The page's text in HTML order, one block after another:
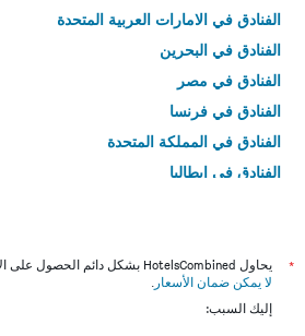
الفنادق في الامارات العربية المتحدة
الفنادق في البحرين
الفنادق في مصر
الفنادق في فرنسا
الفنادق في المملكة المتحدة
الفنادق في إيطاليا
*
يحاول HotelsCombined بشكل دائم الحصول على الأسعار الدقيقة، ولكن
لا يمكن ضمان الأسعار .
إليك السبب: